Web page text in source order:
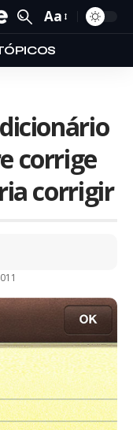
Aa
corrige
corrigir